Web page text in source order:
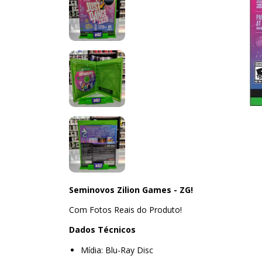
Seminovos Zilion Games - ZG!
Com Fotos Reais do Produto!
Dados Técnicos
Mídia: Blu-Ray Disc